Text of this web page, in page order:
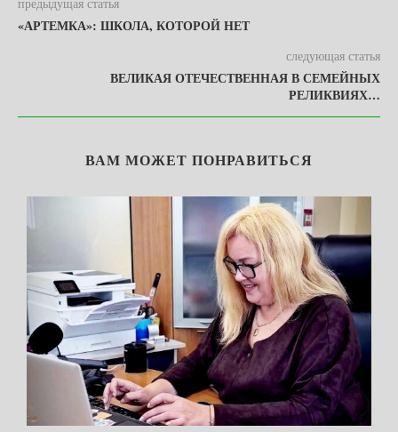
«АРТЕМКА»: ШКОЛА, КОТОРОЙ НЕТ
следующая статья
ВЕЛИКАЯ ОТЕЧЕСТВЕННАЯ В СЕМЕЙНЫХ
РЕЛИКВИЯХ…
ВАМ МОЖЕТ ПОНРАВИТЬСЯ